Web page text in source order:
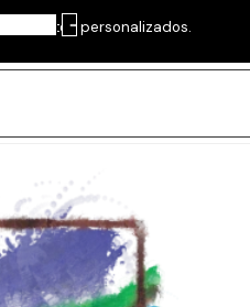
personalizados.